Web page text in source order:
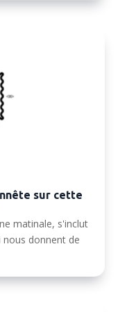
sur cette
matinale, s'inclut
donnent de